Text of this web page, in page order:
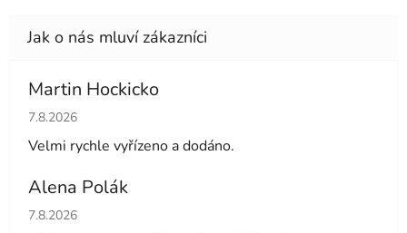
Martin Hockicko
Hodnocení obchodu je 5 z 5 hvězdiček.
7.8.2026
Velmi rychle vyřízeno a dodáno.
Alena Polák
Hodnocení obchodu je 5 z 5 hvězdiček.
7.8.2026